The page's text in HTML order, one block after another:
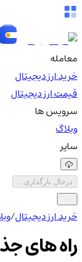
معامله
خرید ارز دیجیتال
قیمت ارز دیجیتال
سرویس ها
وبلاگ
سایر
درحال بارگذاری...
خرید ارز دیجیتال/
راه های